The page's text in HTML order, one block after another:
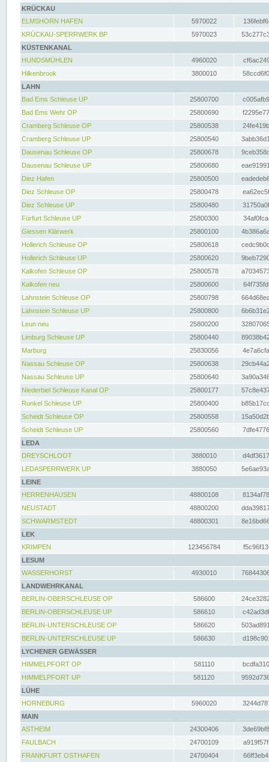
KRÜCKAU
ELMSHORN HAFEN
5970022
KRÜCKAU-SPERRWERK BP
5970023
KÜSTENKANAL
HUNDSMÜHLEN
4960020
Hilkenbrook
3800010
LAHN
Bad Ems Schleuse UP
25800700
Bad Ems Wehr OP
25800690
Cramberg Schleuse OP
25800538
Cramberg Schleuse UP
25800540
Dausenau Schleuse OP
25800678
Dausenau Schleuse UP
25800680
Diez Hafen
25800500
Diez Schleuse OP
25800478
Diez Schleuse UP
25800480
Fürfurt Schleuse UP
25800300
Giessen Klärwerk
25800100
Hollerich Schleuse OP
25800618
Hollerich Schleuse UP
25800620
Kalkofen Schleuse OP
25800578
Kalkofen neu
25800600
Lahnstein Schleuse OP
25800798
Lahnstein Schleuse UP
25800800
Leun neu
25800200
Limburg Schleuse UP
25800440
Marburg
25830056
Nassau Schleuse OP
25800638
Nassau Schleuse UP
25800640
Niederbiel Schleuse Kanal OP
25800177
Runkel Schleuse UP
25800400
Scheidt Schleuse OP
25800558
Scheidt Schleuse UP
25800560
LEDA
DREYSCHLOOT
3880010
LEDASPERRWERK UP
3880050
LEINE
HERRENHAUSEN
48800108
NEUSTADT
48800200
SCHWARMSTEDT
48800301
LEK
KRIMPEN
123456784
LESUM
WASSERHORST
4930010
LANDWEHRKANAL
BERLIN-OBERSCHLEUSE OP
586600
BERLIN-OBERSCHLEUSE UP
586610
BERLIN-UNTERSCHLEUSE OP
586620
BERLIN-UNTERSCHLEUSE UP
586630
LYCHENER GEWÄSSER
HIMMELPFORT OP
581110
HIMMELPFORT UP
581120
LÜHE
HORNEBURG
5960020
MAIN
ASTHEIM
24300406
FAULBACH
24700109
FRANKFURT OSTHAFEN
24700404